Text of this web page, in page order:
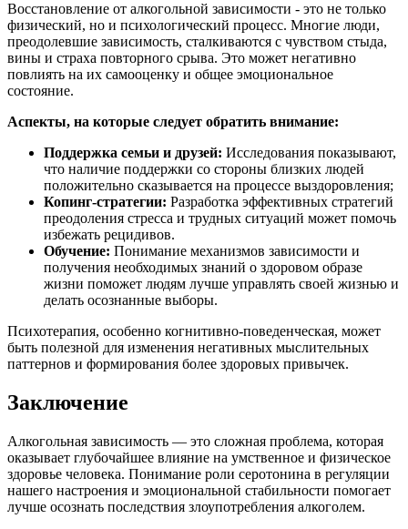
Восстановление от алкогольной зависимости - это не только
физический, но и психологический процесс. Многие люди,
преодолевшие зависимость, сталкиваются с чувством стыда,
вины и страха повторного срыва. Это может негативно
повлиять на их самооценку и общее эмоциональное
состояние.
Аспекты, на которые следует обратить внимание:
Поддержка семьи и друзей: Исследования показывают,
что наличие поддержки со стороны близких людей
положительно сказывается на процессе выздоровления;
Копинг-стратегии: Разработка эффективных стратегий
преодоления стресса и трудных ситуаций может помочь
избежать рецидивов.
Обучение: Понимание механизмов зависимости и
получения необходимых знаний о здоровом образе
жизни поможет людям лучше управлять своей жизнью и
делать осознанные выборы.
Психотерапия, особенно когнитивно-поведенческая, может
быть полезной для изменения негативных мыслительных
паттернов и формирования более здоровых привычек.
Заключение
Алкогольная зависимость — это сложная проблема, которая
оказывает глубочайшее влияние на умственное и физическое
здоровье человека. Понимание роли серотонина в регуляции
нашего настроения и эмоциональной стабильности помогает
лучше осознать последствия злоупотребления алкоголем.